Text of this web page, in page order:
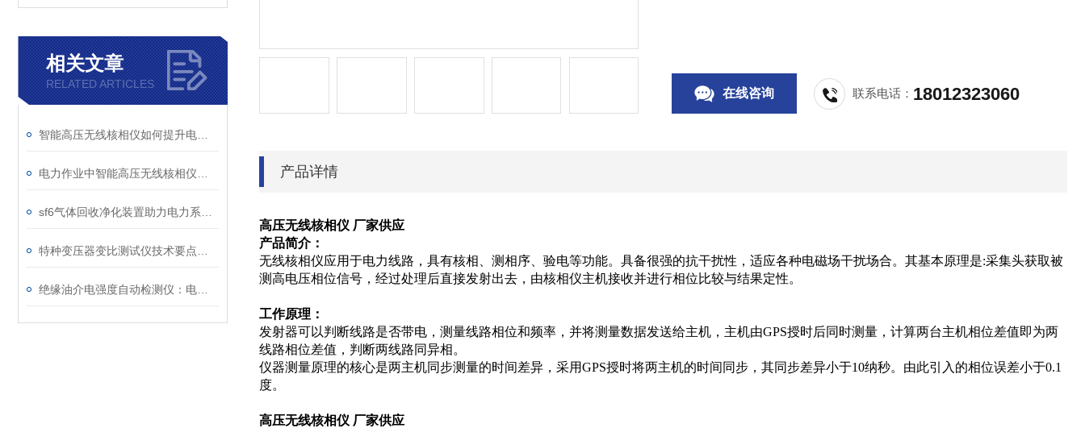
相关文章
RELATED ARTICLES
在线咨询 联系电话： 18012323060
产品详情
高压无线核相仪 厂家供应
产品简介：
无线核相仪应用于电力线路，具有核相、测相序、验电等功能。具备很强的抗干扰性，适应各种电磁场干扰场合。其基本原理是:采集头获取被
测高电压相位信号，经过处理后直接发射出去，由核相仪主机接收并进行相位比较与结果定性。
工作原理：
发射器可以判断线路是否带电，测量线路相位和频率，并将测量数据发送给主机，主机由GPS授时后同时测量，计算两台主机相位差值即为两
线路相位差值，判断两线路同异相。
仪器测量原理的核心是两主机同步测量的时间差异，采用GPS授时将两主机的时间同步，其同步差异小于10纳秒。由此引入的相位误差小于0.1
度。
高压无线核相仪 厂家供应